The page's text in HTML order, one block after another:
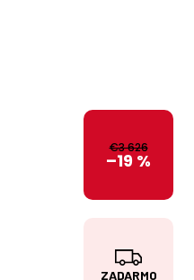
Z
ZADARMO
€3 626
–19 %